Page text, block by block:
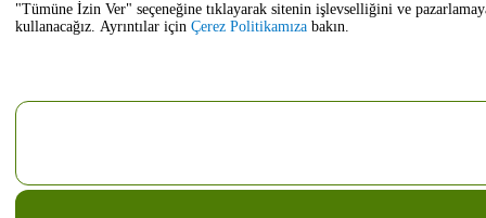
"Tümüne İzin Ver" seçeneğine tıklayarak sitenin işlevselliğini ve
kullanacağız. Ayrıntılar için Çerez Politikamıza bakın.